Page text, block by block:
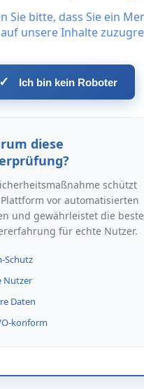
Sie bitte, dass Sie ein
unsere Inhalte
✓ Ich bin kein Roboter
diese
schützt
vor automatisierten
und gewährleistet die beste
für echte Nutzer.
Schutz
Nutzer
Daten
konform